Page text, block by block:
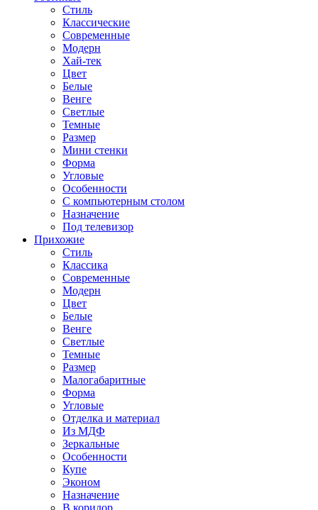
Стиль
Классические
Современные
Модерн
Хай-тек
Цвет
Белые
Венге
Светлые
Темные
Размер
Мини стенки
Форма
Угловые
Особенности
С компьютерным столом
Назначение
Под телевизор
Прихожие
Стиль
Классика
Современные
Модерн
Цвет
Белые
Венге
Светлые
Темные
Размер
Малогабаритные
Форма
Угловые
Отделка и материал
Из МДФ
Зеркальные
Особенности
Купе
Эконом
Назначение
В коридор